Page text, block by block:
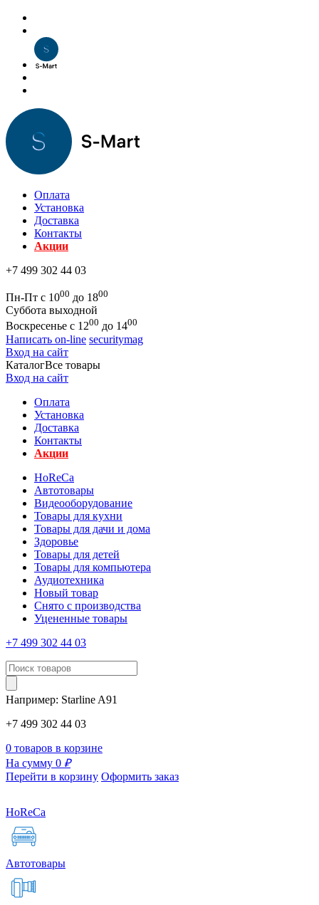
Оплата
Установка
Доставка
Контакты
Акции
+7 499 302 44 03
Пн-Пт с 1000 до 1800
Суббота выходной
Воскресенье с 1200 до 1400
Написать on-line securitymag
Вход на сайт
КаталогВсе товары
Вход на сайт
Оплата
Установка
Доставка
Контакты
Акции
HoReCa
Автотовары
Видеооборудование
Товары для кухни
Товары для дачи и дома
Здоровье
Товары для детей
Товары для компьютера
Аудиотехника
Новый товар
Снято с производства
Уцененные товары
+7 499 302 44 03
Например: Starline A91
+7 499 302 44 03
0 товаров в корзине
На сумму 0 ₽
Перейти в корзину Оформить заказ
HoReCa
Автотовары